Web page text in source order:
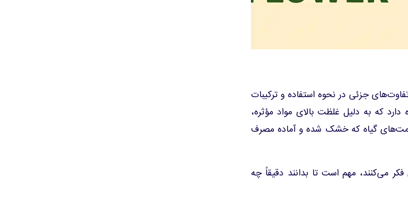
جزئی در نحوه استفاده و ترکیبات
که به دلیل غلظت بالای مواد مؤثره،
گیاه که خشک شده و آماده مصرف
می‌کنند، مهم است تا بدانند دقیقاً چه